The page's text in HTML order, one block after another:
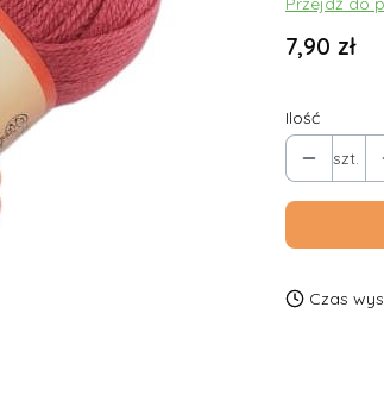
Cena
7,90 zł
Ilość
szt.
Czas